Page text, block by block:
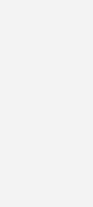
gebündelt und
einverstanden, über
eine Abmeldung ist
mit Daten finden Sie